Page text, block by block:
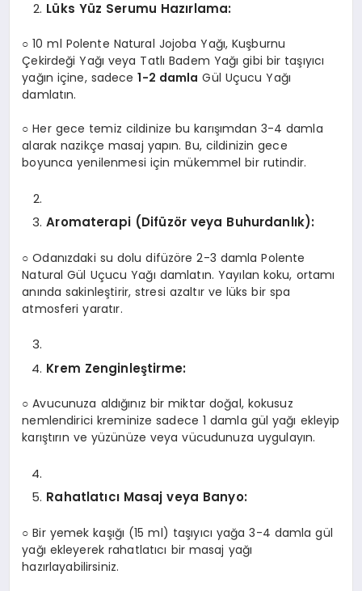
Lüks Yüz Serumu Hazırlama:
○ 10 ml Polente Natural Jojoba Yağı, Kuşburnu
Çekirdeği Yağı veya Tatlı Badem Yağı gibi bir taşıyıcı
yağın içine, sadece1-2 damla Gül Uçucu Yağı
damlatın.
○ Her gece temiz cildinize bu karışımdan 3-4 damla
alarak nazikçe masaj yapın. Bu, cildinizin gece
boyunca yenilenmesi için mükemmel bir rutindir.
Aromaterapi (Difüzör veya Buhurdanlık):
○ Odanızdaki su dolu difüzöre 2-3 damla Polente
Natural Gül Uçucu Yağı damlatın. Yayılan koku, ortamı
anında sakinleştirir, stresi azaltır ve lüks bir spa
atmosferi yaratır.
Krem Zenginleştirme:
○ Avucunuza aldığınız bir miktar doğal, kokusuz
nemlendirici kreminize sadece 1 damla gül yağı ekleyip
karıştırın ve yüzünüze veya vücudunuza uygulayın.
Rahatlatıcı Masaj veya Banyo:
○ Bir yemek kaşığı (15 ml) taşıyıcı yağa 3-4 damla gül
yağı ekleyerek rahatlatıcı bir masaj yağı
hazırlayabilirsiniz.